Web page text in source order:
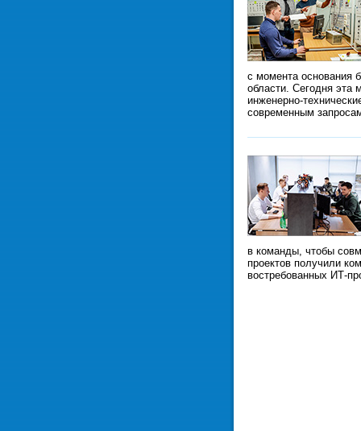
с момента основания
области. Сегодня эта
инженерно-
современным
в команды, чтобы
проектов получили
востребованных ИТ-